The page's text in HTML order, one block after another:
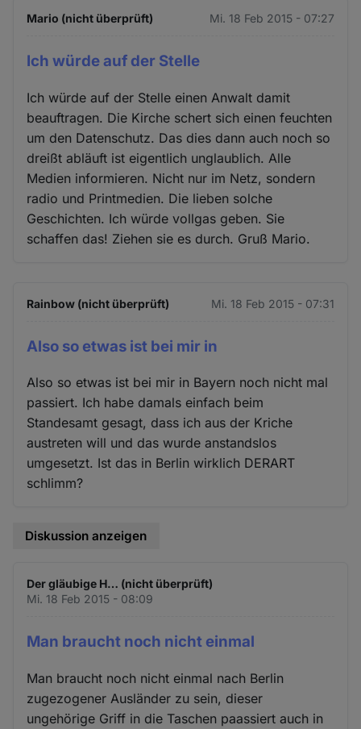
Mario (nicht überprüft) Mi. 18 Feb 2015 - 07:27
Ich würde auf der Stelle
Ich würde auf der Stelle einen Anwalt damit
beauftragen. Die Kirche schert sich einen feuchten
um den Datenschutz. Das dies dann auch noch so
dreißt abläuft ist eigentlich unglaublich. Alle
Medien informieren. Nicht nur im Netz, sondern
radio und Printmedien. Die lieben solche
Geschichten. Ich würde vollgas geben. Sie
schaffen das! Ziehen sie es durch. Gruß Mario.
Rainbow (nicht überprüft) Mi. 18 Feb 2015 - 07:31
Also so etwas ist bei mir in
Also so etwas ist bei mir in Bayern noch nicht mal
passiert. Ich habe damals einfach beim
Standesamt gesagt, dass ich aus der Kriche
austreten will und das wurde anstandslos
umgesetzt. Ist das in Berlin wirklich DERART
schlimm?
Diskussion anzeigen
Der gläubige H… (nicht überprüft)
Mi. 18 Feb 2015 - 08:09
Man braucht noch nicht einmal
Man braucht noch nicht einmal nach Berlin
zugezogener Ausländer zu sein, dieser
ungehörige Griff in die Taschen paassiert auch in